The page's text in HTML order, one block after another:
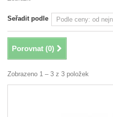
Seřadit podle
Porovnat (0)
Zobrazeno 1 – 3 z 3 položek